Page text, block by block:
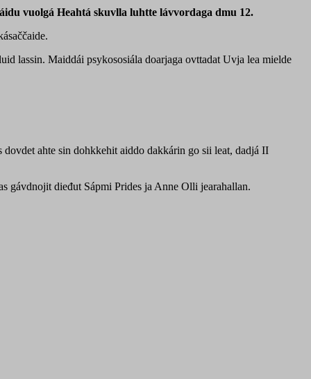
vuolgá Heahtá skuvlla luhtte lávvordaga dmu 12.
lassin. Maiddái psykososiála doarjaga ovttadat Uvja lea mielde
ahte sin dohkkehit aiddo dakkárin go sii leat, dadjá II
gávdnojit dieđut Sápmi Prides ja Anne Olli jearahallan.